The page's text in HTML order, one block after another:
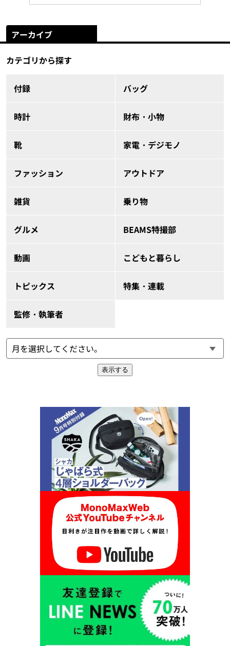
アーカイブ
カテゴリから探す
付録 バッグ
時計 財布・小物
靴 家電・デジモノ
ファッション アウトドア
雑貨 乗り物
グルメ BEAMS特撮部
動画 こどもと暮らし
トピックス 特集・連載
監修・執筆者
表示する